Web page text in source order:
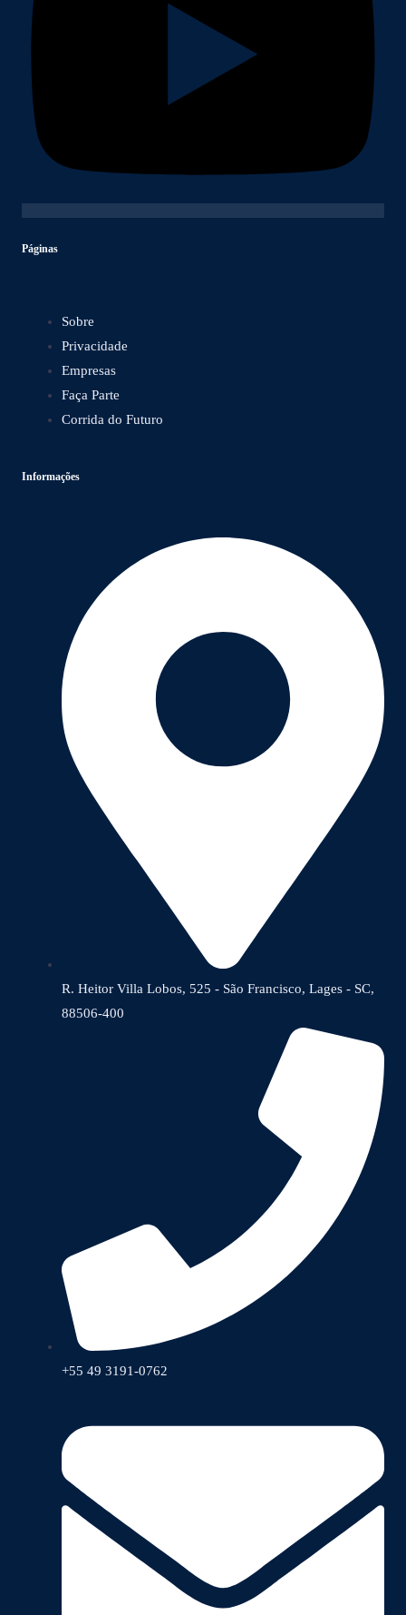
Páginas
Sobre
Privacidade
Empresas
Faça Parte
Corrida do Futuro
Informações
R. Heitor Villa Lobos, 525 - São Francisco, Lages - SC,
88506-400
+55 49 3191-0762